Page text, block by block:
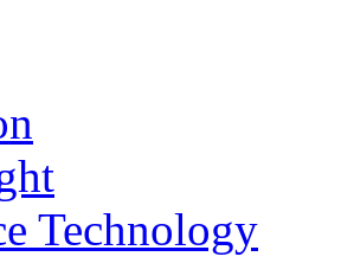
Technology